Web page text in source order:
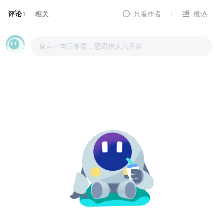
评论1 相关 只看作者 最热
良言一句三冬暖，恶语伤人六月寒